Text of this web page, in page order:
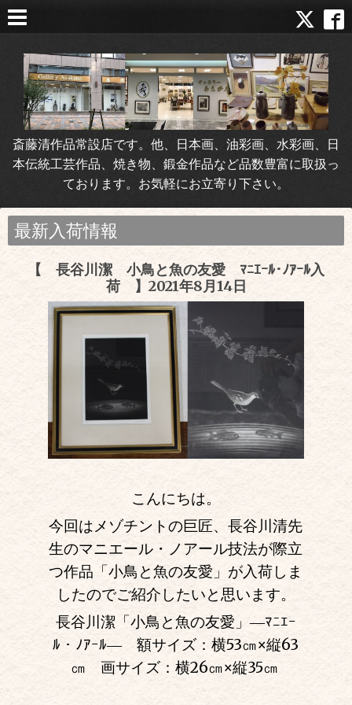
斎藤清作品常設店です。他、日本画、油彩画、水彩画、日
本伝統工芸作品、焼き物、鍛金作品など品数豊富に取扱っ
ております。お気軽にお立寄り下さい。
最新入荷情報
【 長谷川潔 小鳥と魚の友愛 ﾏﾆｴｰﾙ･ﾉｱｰﾙ入
荷 】2021年8月14日
こんにちは。
今回はメゾチントの巨匠、長谷川清先
生のマニエール・ノアール技法が際立
つ作品「小鳥と魚の友愛」 が入荷しま
したのでご紹介したいと思います。
長谷川潔「小鳥と魚の友愛」―ﾏﾆｴｰ
ﾙ・ﾉｱｰﾙ― 額サイズ：横53㎝×縦63
㎝ 画サイズ：横26㎝×縦35㎝